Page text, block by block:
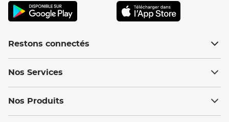
Restons connectés
Nos Services
Nos Produits